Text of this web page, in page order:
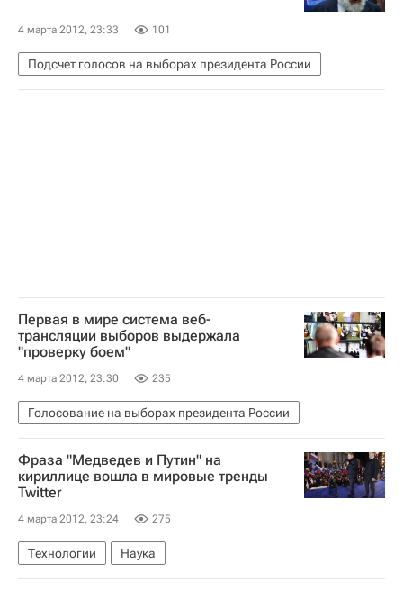
4 марта 2012, 23:33 101
Подсчет голосов на выборах президента России
Первая в мире система веб-
трансляции выборов выдержала
"проверку боем"
4 марта 2012, 23:30 235
Голосование на выборах президента России
Фраза "Медведев и Путин" на
кириллице вошла в мировые тренды
Twitter
4 марта 2012, 23:24 275
Технологии Наука